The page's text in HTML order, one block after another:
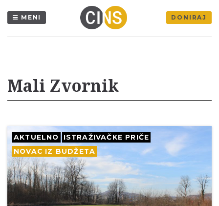
MENI DONIRAJ
Mali Zvornik
AKTUELNO
ISTRAŽIVAČKE PRIČE
NOVAC IZ BUDŽETA